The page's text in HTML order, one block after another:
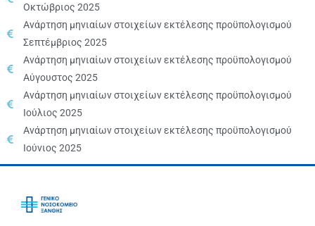
Οκτώβριος 2025
Ανάρτηση μηνιαίων στοιχείων εκτέλεσης προϋπολογισμού
Σεπτέμβριος 2025
Ανάρτηση μηνιαίων στοιχείων εκτέλεσης προϋπολογισμού
Αύγουστος 2025
Ανάρτηση μηνιαίων στοιχείων εκτέλεσης προϋπολογισμού
Ιούλιος 2025
Ανάρτηση μηνιαίων στοιχείων εκτέλεσης προϋπολογισμού
Ιούνιος 2025